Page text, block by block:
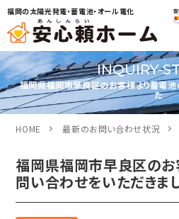
福岡の太陽光発電・蓄電池・オール電化
INQUIRY-
福岡県福岡市早良区のお客様より蓄電
た
HOME 最新のお問い合わせ状況
福岡県福岡市早良区のお
問い合わせをいただきま